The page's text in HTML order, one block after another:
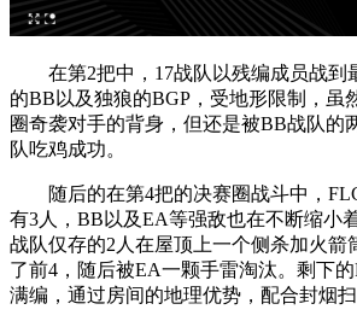
在第2把中，17战队以残编成员战到
的BB以及独狼的BGP，受地形限制，虽
圈奇袭对手的背身，但还是被BB战队的
队吃鸡成功。
随后的在第4把的决赛圈战斗中，
有3人，BB以及EA等强敌也在不断缩小
战队仅存的2人在屋顶上一个侧杀加火箭
了前4，随后被EA一颗手雷淘汰。剩下
满编，通过房间的地理优势，配合封烟